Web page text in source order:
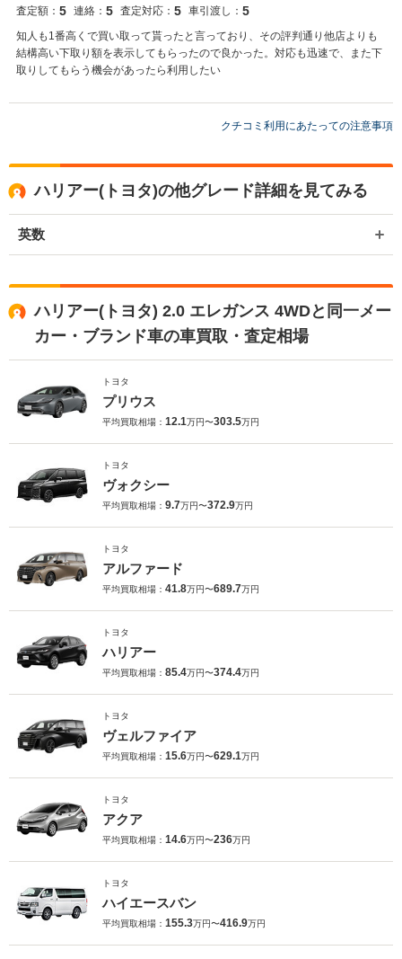
査定額： 5 連絡： 5 査定対応： 5 車引渡し： 5
知人も1番高くで買い取って貰ったと言っており、その評判通り他店よりも
結構高い下取り額を表示してもらったので良かった。対応も迅速で、また下
取りしてもらう機会があったら利用したい
クチコミ利用にあたっての注意事項
ハリアー(トヨタ)の他グレード詳細を見てみる
英数
ハリアー(トヨタ) 2.0 エレガンス 4WDと同一メー
カー・ブランド車の車買取・査定相場
トヨタ
プリウス
平均買取相場： 12.1万円〜303.5万円
トヨタ
ヴォクシー
平均買取相場： 9.7万円〜372.9万円
トヨタ
アルファード
平均買取相場： 41.8万円〜689.7万円
トヨタ
ハリアー
平均買取相場： 85.4万円〜374.4万円
トヨタ
ヴェルファイア
平均買取相場： 15.6万円〜629.1万円
トヨタ
アクア
平均買取相場： 14.6万円〜236万円
トヨタ
ハイエースバン
平均買取相場： 155.3万円〜416.9万円